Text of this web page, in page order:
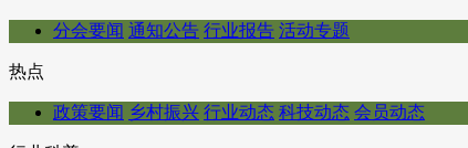
分会要闻 通知公告 行业报告 活动专题
热点
政策要闻 乡村振兴 行业动态 科技动态 会员动态